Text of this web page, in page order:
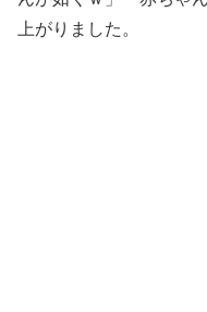
上がりました。